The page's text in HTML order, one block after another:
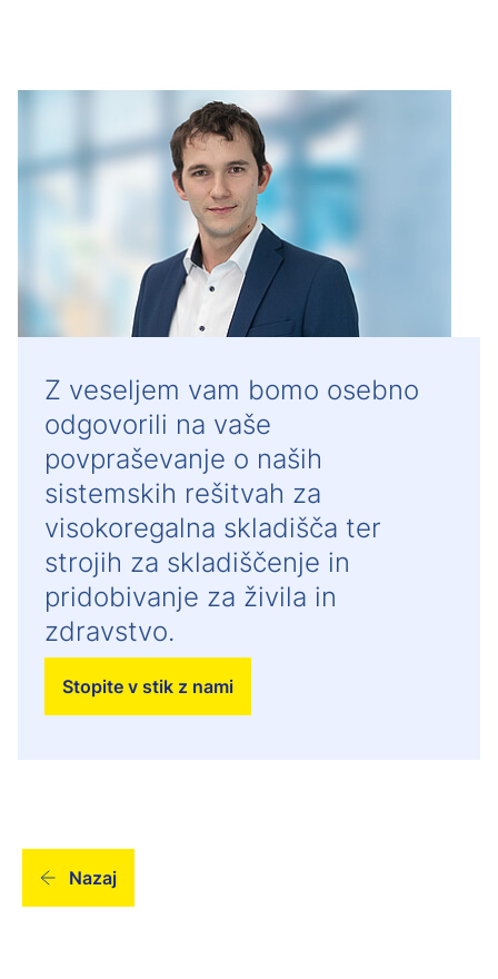
Z veseljem vam bomo osebno
odgovorili na vaše
povpraševanje o naših
sistemskih rešitvah za
visokoregalna skladišča ter
strojih za skladiščenje in
pridobivanje za živila in
zdravstvo.
Stopite v stik z nami
Nazaj